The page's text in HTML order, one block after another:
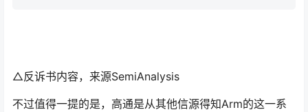
△反诉书内容，来源SemiAnalysis
不过值得一提的是，高通是从其他信源得知Arm的这一系